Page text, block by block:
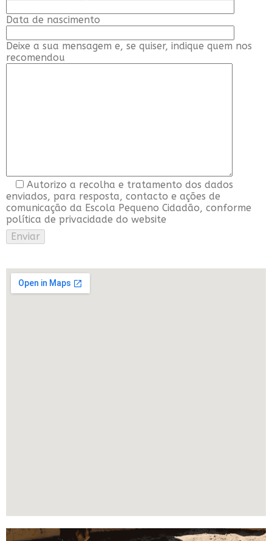
Data de nascimento
Deixe a sua mensagem e, se quiser, indique quem nos
recomendou
Autorizo a recolha e tratamento dos dados
enviados, para resposta, contacto e ações de
comunicação da Escola Pequeno Cidadão, conforme
política de privacidade do website